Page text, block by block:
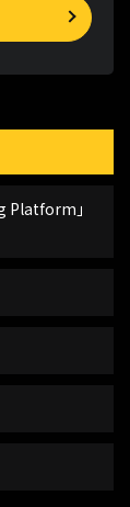
Platform」